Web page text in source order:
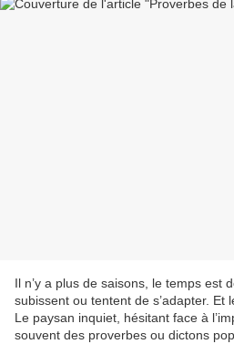
Il n’y a plus de saisons, le temps est
subissent ou tentent de s’adapter. Et
Le paysan inquiet, hésitant face à
souvent des proverbes ou dictons